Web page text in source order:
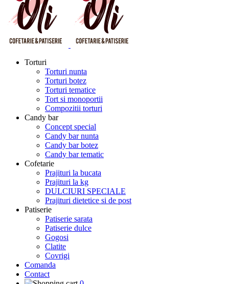
Torturi
Torturi nunta
Torturi botez
Torturi tematice
Tort si monoportii
Compozitii torturi
Candy bar
Concept special
Candy bar nunta
Candy bar botez
Candy bar tematic
Cofetarie
Prajituri la bucata
Prajituri la kg
DULCIURI SPECIALE
Prajituri dietetice si de post
Patiserie
Patiserie sarata
Patiserie dulce
Gogosi
Clatite
Covrigi
Comanda
Contact